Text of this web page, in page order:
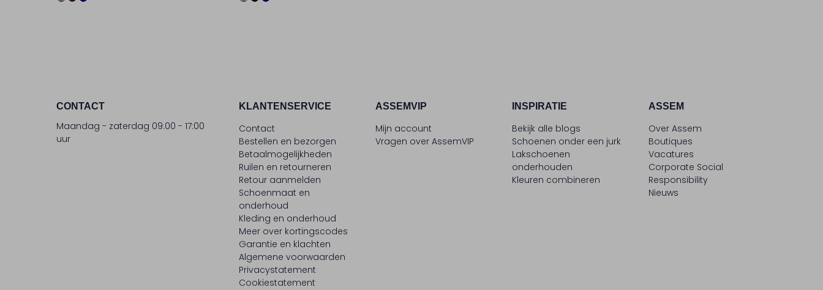
CONTACT
Maandag - zaterdag 09:00 - 17:00
uur
KLANTENSERVICE
Contact
Bestellen en bezorgen
Betaalmogelijkheden
Ruilen en retourneren
Retour aanmelden
Schoenmaat en
onderhoud
Kleding en onderhoud
Meer over kortingscodes
Garantie en klachten
Algemene voorwaarden
Privacystatement
Cookiestatement
ASSEMVIP
Mijn account
Vragen over AssemVIP
INSPIRATIE
Bekijk alle blogs
Schoenen onder een jurk
Lakschoenen
onderhouden
Kleuren combineren
ASSEM
Over Assem
Boutiques
Vacatures
Corporate Social
Responsibility
Nieuws